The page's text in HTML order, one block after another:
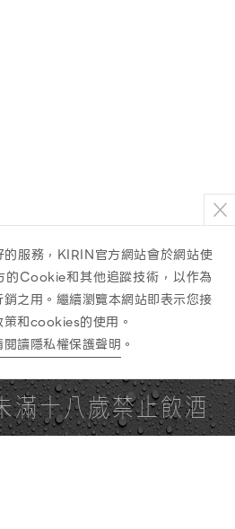
滿十八歲禁止飲酒
的服務，KIRIN官方網站會於網站使
的Cookie和其他追蹤技術，以作為
之用。繼續瀏覽本網站即表示您接
和cookies的使用。
讀隱私權保護聲明 。
TOP